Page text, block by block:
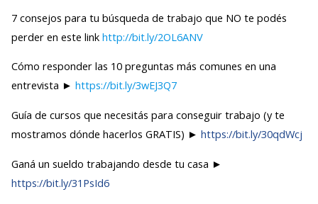
7 consejos para tu búsqueda de trabajo que NO te podés
perder en este link http://bit.ly/2OL6ANV
Cómo responder las 10 preguntas más comunes en una
entrevista ► https://bit.ly/3wEJ3Q7
Guía de cursos que necesitás para conseguir trabajo (y te
mostramos dónde hacerlos GRATIS) ► https://bit.ly/30qdWcj
Ganá un sueldo trabajando desde tu casa ►
https://bit.ly/31PsId6